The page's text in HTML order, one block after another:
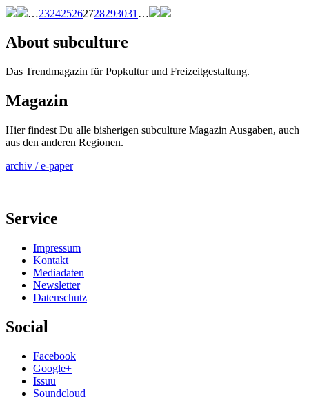
…232425262728293031 …
About subculture
Das Trendmagazin für Popkultur und Freizeitgestaltung.
Magazin
Hier findest Du alle bisherigen subculture Magazin Ausgaben, auch
aus den anderen Regionen.
archiv / e-paper
Service
Impressum
Kontakt
Mediadaten
Newsletter
Datenschutz
Social
Facebook
Google+
Issuu
Soundcloud